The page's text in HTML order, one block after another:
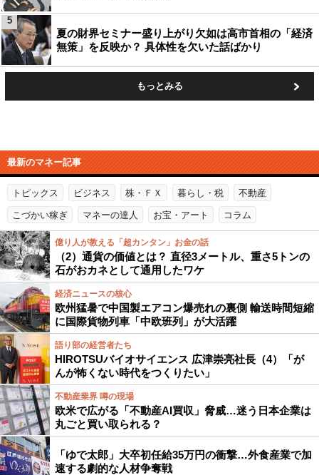
夏の財界セミナー盛り上がり欠如は高市首相の「経済
無策」を反映か？ 具体性を欠いた話ばかり
5
もっとみる
最新のマネー記事
トピックス ビジネス 株・ＦＸ 暮らし・税 不動産
こづかい稼ぎ マネーの達人 お宝・アート コラム
億り人が教える「超カンタン」お金の話
（2）通貨の価値とは？ 直径3メートル、重さ5トンの
石がおカネとして通用したワケ
経済ニュースの核心
欧州猛暑で中国製エアコン爆売れの裏側 輸送時間短縮
に国際貨物列車「中欧班列」が大活躍
語り部の経営者たち
HIROTSUバイオサイエンス 広津崇亮社長（4）「が
んが怖くない時代をつくりたい」
不動産業界 噂の現場
欧米で広がる「不動産AI買収」脅威…迷う日本企業は
丸ごと買い取られる？
「ゆで太郎」大卒初任給35万円の衝撃…外食産業で加
速する劇的な人材争奪戦